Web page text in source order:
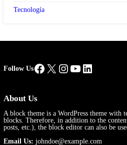
Tecnología
Follow UsFacebook
X Instagram
YouTube
LinkedIn
About Us
A block theme is a WordPress theme with
blocks. Therefore, in addition to the
posts, etc.), the block editor can also be
Email Us: johndoe@example.com